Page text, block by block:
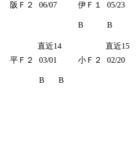
阪Ｆ２ 06/07 伊Ｆ１
B
05/23
B
直近14
直近15
平Ｆ２ 03/01 小Ｆ２
B B
02/20